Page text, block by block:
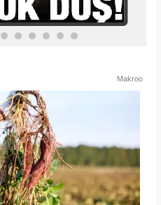
Makroo